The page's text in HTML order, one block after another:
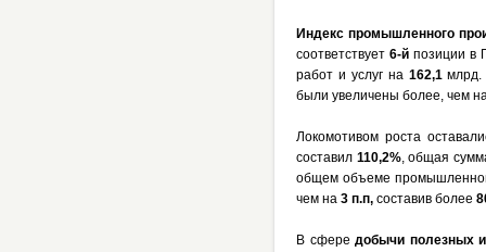
Индекс промышленного
соответствует6-й позиции в
работ и услуг на 162,1млрд.
были увеличены более, чем
Локомотивом роста
составил 110,2%, общая
общем объеме
чем на 3 п.п, составив более
В сфере до­бычи полезных